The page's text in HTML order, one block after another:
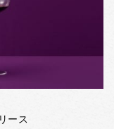
ース